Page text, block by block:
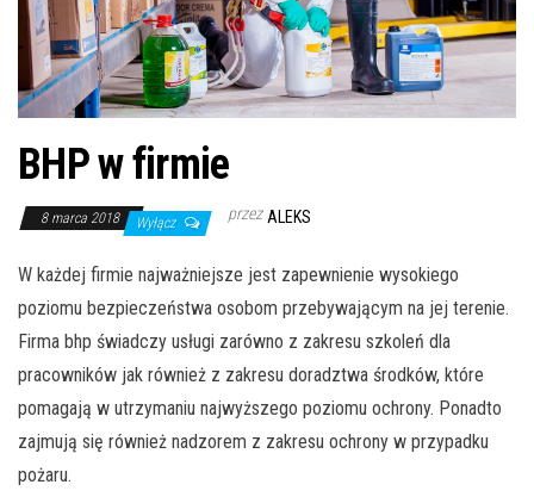
BHP w firmie
8 marca 2018 Wyłącz przez ALEKS
W każdej firmie najważniejsze jest zapewnienie wysokiego
poziomu bezpieczeństwa osobom przebywającym na jej terenie.
Firma bhp świadczy usługi zarówno z zakresu szkoleń dla
pracowników jak również z zakresu doradztwa środków, które
pomagają w utrzymaniu najwyższego poziomu ochrony. Ponadto
zajmują się również nadzorem z zakresu ochrony w przypadku
pożaru.